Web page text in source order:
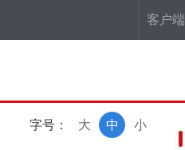
客户端
字号： 小
中
大